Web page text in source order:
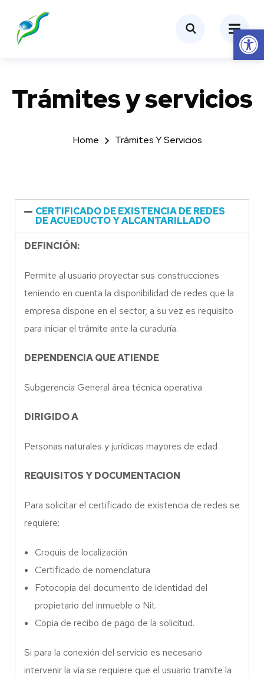
Abrir barra de herramientas
Trámites y servicios
Home Trámites Y Servicios
CERTIFICADO DE EXISTENCIA DE REDES
DE ACUEDUCTO Y ALCANTARILLADO
DEFINCIÓN:
Permite al usuario proyectar sus construcciones
teniendo en cuenta la disponibilidad de redes que la
empresa dispone en el sector, a su vez es requisito
para iniciar el trámite ante la curaduría.
DEPENDENCIA QUE ATIENDE
Subgerencia General área técnica operativa
DIRIGIDO A
Personas naturales y jurídicas mayores de edad
REQUISITOS Y DOCUMENTACION
Para solicitar el certificado de existencia de redes se
requiere:
Croquis de localización
Certificado de nomenclatura
Fotocopia del documento de identidad del
propietario del inmueble o Nit.
Copia de recibo de pago de la solicitud.
Si para la conexión del servicio es necesario
intervenir la vía se requiere que el usuario tramite la